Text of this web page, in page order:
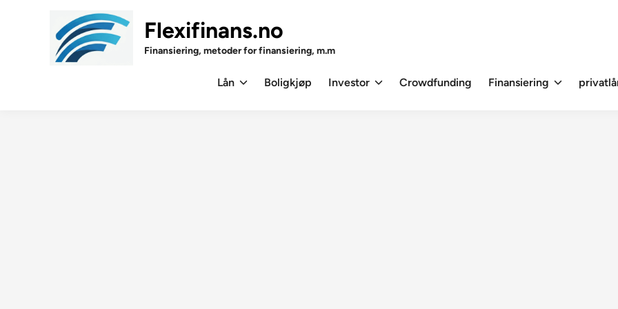
Flexifinans.no
Finansiering, metoder for finansiering, m.m
Lån Boligkjøp Investor Crowdfunding Finansiering